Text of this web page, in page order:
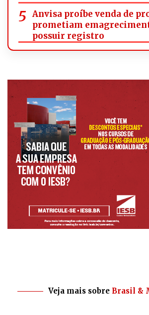
Anvisa proíbe venda de
prometiam
possuir registro
Veja mais sobre Brasil &